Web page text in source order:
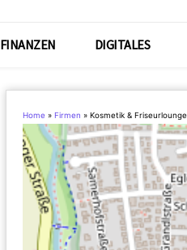
FINANZEN DIGITALES
Home » Firmen » Kosmetik &